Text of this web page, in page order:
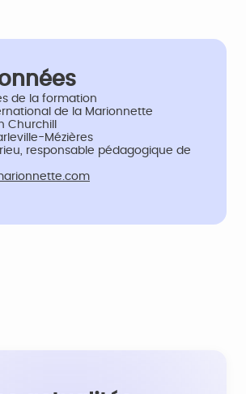
de la formation
de la Marionnette
Churchill
Mézières
responsable pédagogique de